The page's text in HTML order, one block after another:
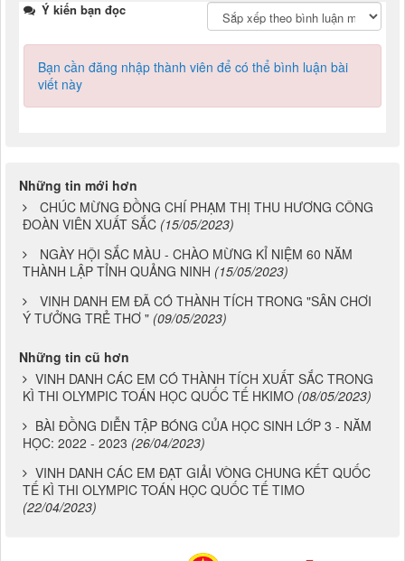
Ý kiến bạn đọc
Bạn cần đăng nhập thành viên để có thể bình luận bài
viết này
Những tin mới hơn
CHÚC MỪNG ĐỒNG CHÍ PHẠM THỊ THU HƯƠNG CÔNG
ĐOÀN VIÊN XUẤT SẮC (15/05/2023)
NGÀY HỘI SẮC MÀU - CHÀO MỪNG KỈ NIỆM 60 NĂM
THÀNH LẬP TỈNH QUẢNG NINH (15/05/2023)
VINH DANH EM ĐÃ CÓ THÀNH TÍCH TRONG "SÂN CHƠI
Ý TƯỞNG TRẺ THƠ " (09/05/2023)
Những tin cũ hơn
VINH DANH CÁC EM CÓ THÀNH TÍCH XUẤT SẮC TRONG
KÌ THI OLYMPIC TOÁN HỌC QUỐC TẾ HKIMO (08/05/2023)
BÀI ĐỒNG DIỄN TẬP BÓNG CỦA HỌC SINH LỚP 3 - NĂM
HỌC: 2022 - 2023 (26/04/2023)
VINH DANH CÁC EM ĐẠT GIẢI VÒNG CHUNG KẾT QUỐC
TẾ KÌ THI OLYMPIC TOÁN HỌC QUỐC TẾ TIMO
(22/04/2023)